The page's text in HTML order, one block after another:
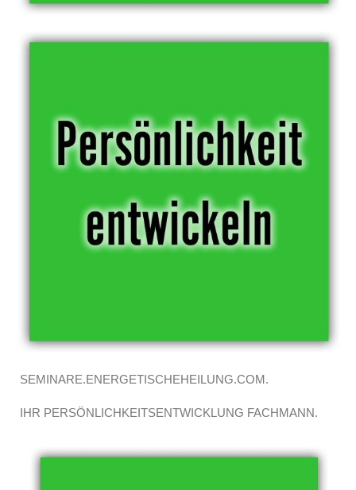
SEMINARE.ENERGETISCHEHEILUNG.COM.
IHR PERSÖNLICHKEITSENTWICKLUNG FACHMANN.